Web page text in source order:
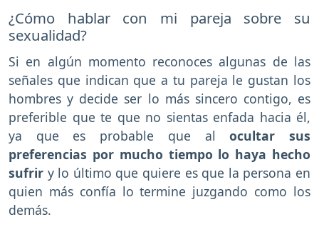
¿Cómo hablar con mi pareja sobre su
sexualidad?
Si en algún momento reconoces algunas de las
señales que indican que a tu pareja le gustan los
hombres y decide ser lo más sincero contigo, es
preferible que te que no sientas enfada hacia él,
ya que es probable que alocultar sus
preferencias por mucho tiempo lo haya hecho
sufrir y lo último que quiere es que la persona en
quien más confía lo termine juzgando como los
demás.